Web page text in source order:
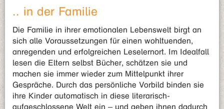
.. in der Familie
Die Familie in ihrer emotionalen Lebenswelt birgt an
sich alle Voraussetzungen für einen wohltuenden,
anregenden und erfolgreichen Leselernort. Im Idealfall
lesen die Eltern selbst Bücher, schätzen sie und
machen sie immer wieder zum Mittelpunkt ihrer
Gespräche. Durch das persönliche Vorbild binden sie
ihre Kinder automatisch in diese literarisch-
aufgeschlossene Welt ein – und geben ihnen dadurch